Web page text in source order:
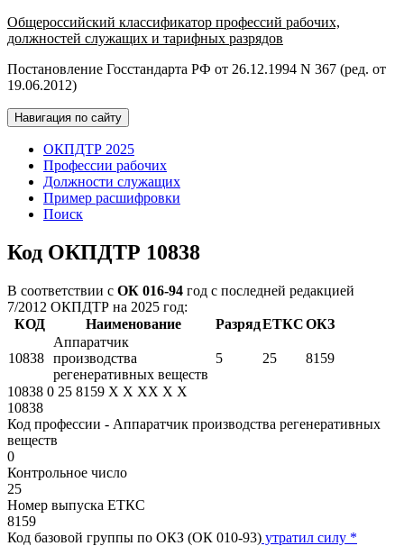
Общероссийский классификатор профессий рабочих,
должностей служащих и тарифных разрядов
Постановление Госстандарта РФ от 26.12.1994 N 367 (ред. от
19.06.2012)
Навигация по сайту
ОКПДТР 2025
Профессии рабочих
Должности служащих
Пример расшифровки
Поиск
Код ОКПДТР 10838
В соответствии с ОК 016-94 год с последней редакцией
7/2012 ОКПДТР на 2025 год:
КОД
Наименование РазрядЕТКСОКЗ
10838
Аппаратчик
производства
регенеративных веществ
5 25 8159
10838 0 25 8159 X X XX X X
10838
Код профессии - Аппаратчик производства регенеративных
веществ
0
Контрольное число
25
Номер выпуска ЕТКС
8159
Код базовой группы по ОКЗ (ОК 010-93) утратил силу *